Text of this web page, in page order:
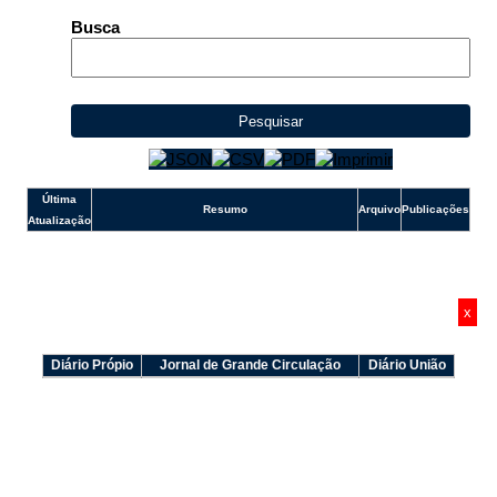
Busca
Pesquisar
Última
Atualização
Resumo ArquivoPublicações
x
Diário Própio Jornal de Grande Circulação Diário União